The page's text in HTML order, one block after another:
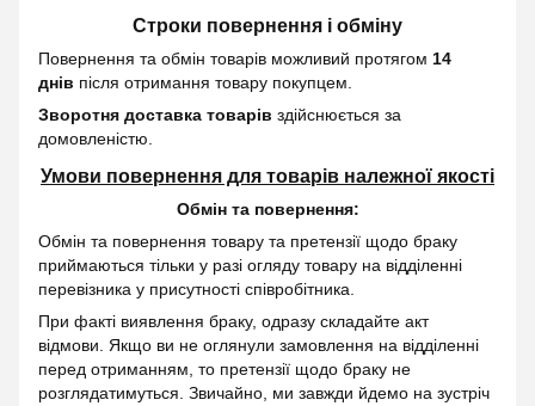
Строки повернення і обміну
Повернення та обмін товарів можливий протягом 14
днів після отримання товару покупцем.
Зворотня доставка товарів здійснюється за
домовленістю.
Умови повернення для товарів належної якості
Обмін та повернення:
Обмін та повернення товару та претензії щодо браку
приймаються тільки у разі огляду товару на відділенні
перевізника у присутності співробітника.
При факті виявлення браку, одразу складайте акт
відмови. Якщо ви не оглянули замовлення на відділенні
перед отриманням, то претензії щодо браку не
розглядатимуться. Звичайно, ми завжди йдемо на зустріч